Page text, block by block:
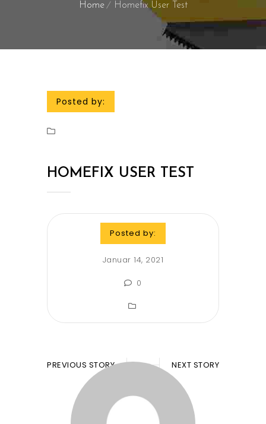
Home Homefix User Test
Posted by:
HOMEFIX USER TEST
Posted by:
Januar 14, 2021
0
PREVIOUS STORY NEXT STORY